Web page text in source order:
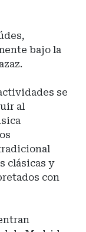
bajo la
se
al
clásicas y
con